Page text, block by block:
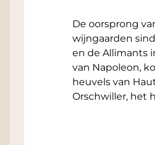
door Domaine
Lees meer onder
prachtige domein.
De oorsprong
wijngaarden
en de Allimants
van Napoleon,
heuvels van
Orschwiller, het